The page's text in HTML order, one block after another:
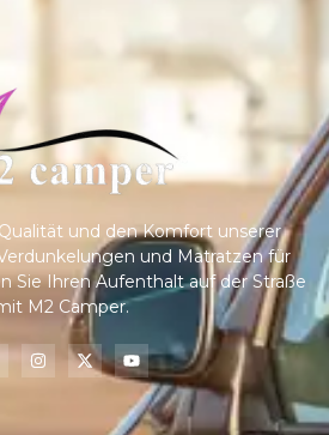
und den Komfort unserer
und Matratzen für
Sie Ihren Aufenthalt auf der Straße
M2 Camper.